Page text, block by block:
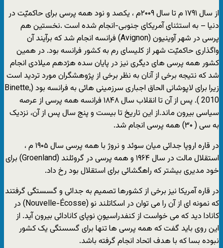
از سال ۱۷۹۱ م تا سال ۲۰۰۹م ، یکصد و نود همه پرسی برای حاکمیّت در
دنیا – به استثنای آمریکای جنوبی-انجام شده است .نخستین هم
پرسی در شهر آوینیون (Avignon) فرانسه انجام شد که برآیند آن
واگذاری حاکمیّت شهر از کلیسای رم به کشور فرانسه بود. در همین
کشور همه پرسی های دیگری نیز در پایان سده هژدهم میلادی انجام
شد که نتیجه برخی از آنان به نظر برخی از پژوهشگران مورد تردید است
زیرا برای لاپوشانی الحاق اجباری سرزمینی هائی به فرانسه بود (Binette,
2010 ). پس از آن تا انقلاب سال ۱۸۴۸ فرانسه همه پرسی از عرصه
سیاسی بیرون ماند.از این تاریخ تا بیست و پنج سال پس از آن، نزدیک
به سی ( ۳۰) همه پرسی انجام شد.
در قاره اروپا جدائی میان سوئد و نروژ با همه پرسی سال ۱۹۰۵ م ،
استقلال مالت در سال ۱۹۶۴ و همه پرسی در گروئلند (Groenland) برای
خود مدیری بیشتر که راهگشائی برای استقلال بود رخ داد.
در قاره آمریکا نیز برخی از کشورها تصمیم به جدائی و گسستگی گرفتند
که نمونه ای از آن را می توان در اسکاتلند نو (Nouvelle-Écosse) در
کانادا دید که می خواست از کنفدراسیونِ نوپای کانادائی بیرون آید. از
این روی باید گفت که همه پرسی ها تنها برای گسستگی یک کشور
نبوده بسا که با هدف اتحاد انجام گرفته باشد.